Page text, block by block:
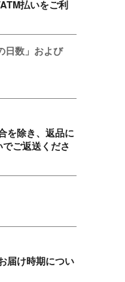
払いをご利
日数」および
を除き、返品に
ご返送くださ
届け時期につい